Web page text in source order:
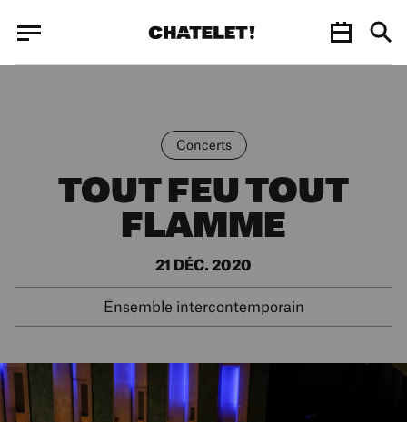
Concerts
TOUT FEU TOUT
FLAMME
21 DÉC. 2020
Ensemble intercontemporain